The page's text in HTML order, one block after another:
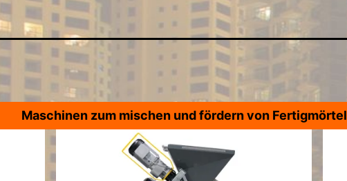
Maschinen zum mischen und fördern von Fertigmörtel